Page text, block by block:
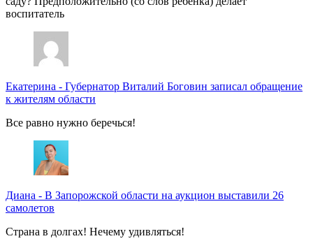
воспитатель
Екатерина - Губернатор Виталий Боговин записал обращение
к жителям области
Все равно нужно беречься!
Диана - В Запорожской области на аукцион выставили 26
самолетов
Страна в долгах! Нечему удивляться!